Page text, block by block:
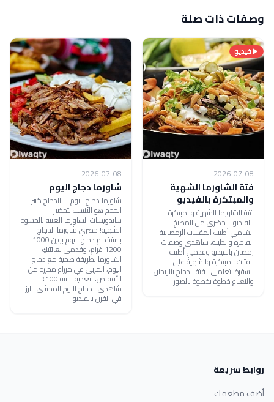
وصفات ذات صلة
فيديو
2026-07-08
فتة الشاورما الشهية
والمبتكرة بالفيديو
فتة الشاورما الشهية والمبتكرة
بالفيديو .. حضري من المطبخ
الشامي أطيب المقبلات الرمضانية
الفاخرة والطيبة، شاهدي وصفات
رمضان بالفيديو وقدمي أطيب
الفتات المبتكرة والشهية على
السفرة تعلمي: فتة الدجاج بالريحان
والنعناع خطوة بخطوة بالصور
2026-07-08
شاورما دجاج اليوم
شاورما دجاج اليوم ... الدجاج كبير
الحجم هو الأنسب لتحضير
ساندويشات الشاورما الغنية بالحشوة
الشهية! حضري شاورما الدجاج
باستخدام دجاج اليوم بوزن 1000-
1200 غرام، وقدمي لعائلتكِ
الشاورما بطريقة صحية مع دجاج
اليوم، المربى في مزراع محررة من
الأقفاص، بتغذية نباتية 100%
شاهدي: دجاج اليوم المحشي بالرز
في الفرن بالفيديو
روابط سريعة
أضف مطعمك